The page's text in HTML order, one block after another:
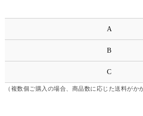
A
B
C
（複数個ご購入の場合、商品数に応じた送料がか